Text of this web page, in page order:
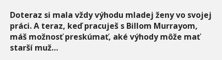
Doteraz si mala vždy výhodu mladej ženy vo svojej
práci. A teraz, keď pracuješ s Billom Murrayom,
máš možnosť preskúmať, aké výhody môže mať
starší muž…